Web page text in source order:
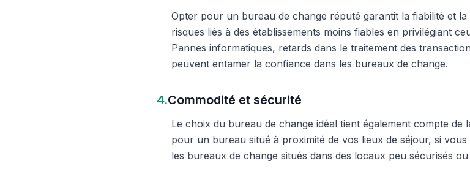
Opter pour un bureau de change réputé garantit la fiabilité et
risques liés à des établissements moins fiables en privilégiant
Pannes informatiques, retards dans le traitement des
peuvent entamer la confiance dans les bureaux de change.
4.Commodité et sécurité
Le choix du bureau de change idéal tient également compte de
pour un bureau situé à proximité de vos lieux de séjour, si
les bureaux de change situés dans des locaux peu sécurisés